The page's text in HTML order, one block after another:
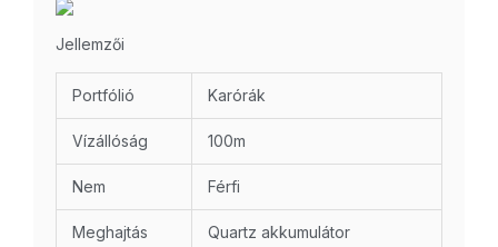
Jellemzői
Portfólió Karórák
Vízállóság 100m
Nem Férfi
Meghajtás Quartz akkumulátor